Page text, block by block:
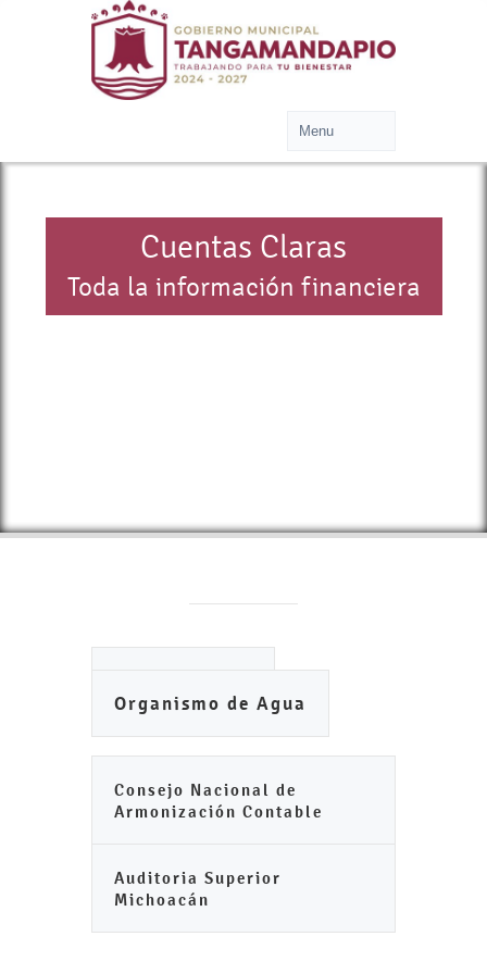
Cuentas Claras
Toda la información financiera
Organismo de Agua
Consejo Nacional de
Armonización Contable
Auditoria Superior
Michoacán